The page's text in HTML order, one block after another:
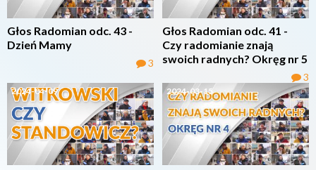
Głos Radomian odc. 43 -
Dzień Mamy
3
2024-04-09
Głos Radomian odc. 41 -
Czy radomianie znają
swoich radnych? Okręg nr 5
3
2024-03-15